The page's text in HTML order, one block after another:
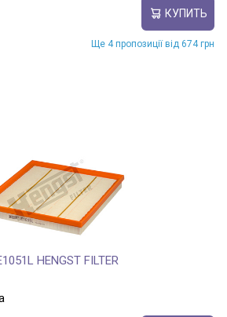
КУПИТЬ
Ще 4 пропозиції від 674 грн
HENGST FILTER